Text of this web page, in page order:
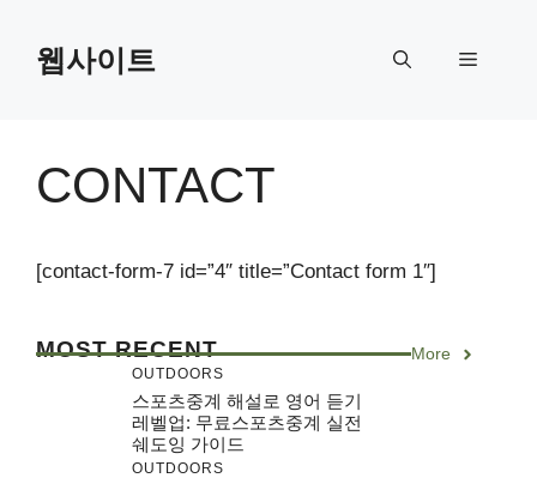
content웹사이트 Menu
CONTACT
[contact-form-7 id=”4″ title=”Contact form 1″]
MOST RECENT More
OUTDOORS
스포츠중계 해설로 영어 듣기
레벨업: 무료스포츠중계 실전
쉐도잉 가이드
OUTDOORS